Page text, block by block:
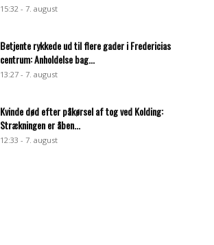
15:32 - 7. august
Betjente rykkede ud til flere gader i Fredericias
centrum: Anholdelse bag...
13:27 - 7. august
Kvinde død efter påkørsel af tog ved Kolding:
Strækningen er åben...
12:33 - 7. august